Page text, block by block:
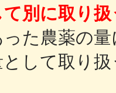
別に取り
った農薬の
として取り